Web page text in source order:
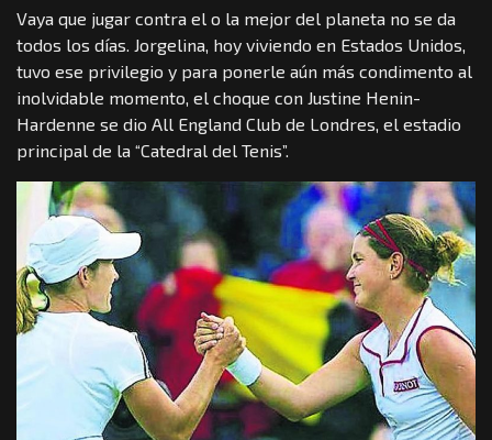
Vaya que jugar contra el o la mejor del planeta no se da
todos los días. Jorgelina, hoy viviendo en Estados Unidos,
tuvo ese privilegio y para ponerle aún más condimento al
inolvidable momento, el choque con Justine Henin-
Hardenne se dio All England Club de Londres, el estadio
principal de la “Catedral del Tenis”.